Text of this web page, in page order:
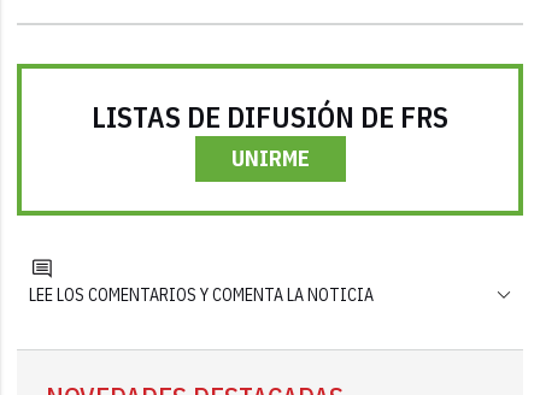
LISTAS DE DIFUSIÓN DE FRS
UNIRME
LEE LOS COMENTARIOS Y COMENTA LA NOTICIA